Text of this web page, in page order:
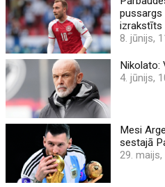
pussargs
izrakstīts
8. jūnijs,
Nikolato:
4. jūnijs,
Mesi
sestajā
29. maijs,